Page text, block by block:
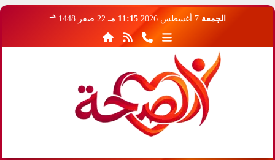
الجمعة 7 أغسطس 2026 11:15 مـ 22 صفر 1448 هـ